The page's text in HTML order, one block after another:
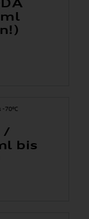
/
bis